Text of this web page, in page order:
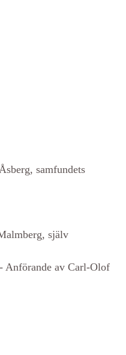
samfundets
själv
Anförande av Carl-Olof